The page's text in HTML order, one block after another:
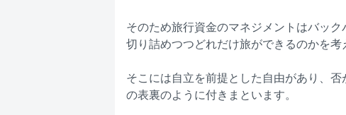
そのため旅行資金のマネジメントはバッ
切り詰めつつどれだけ旅ができるのかを考
そこには自立を前提とした自由があり、
の表裏のように付きまといます。